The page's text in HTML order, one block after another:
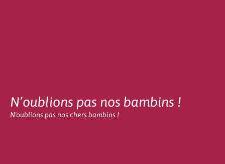
N’oublions pas nos bambins !
N'oublions pas nos chers bambins !